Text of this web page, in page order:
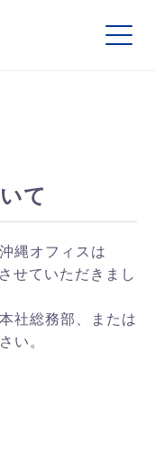
て
縄オフィスは
せていただきまし
社総務部、または
い。